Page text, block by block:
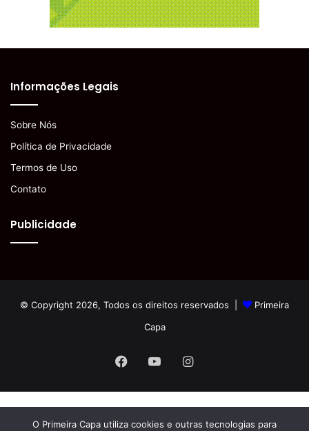
Informações Legais
Sobre Nós
Política de Privacidade
Termos de Uso
Contato
Publicidade
© Copyright 2026, Todos os direitos reservados |
Primeira
Capa
Facebook
YouTubeInstagram
O Primeira Capa utiliza cookies e outras tecnologias para